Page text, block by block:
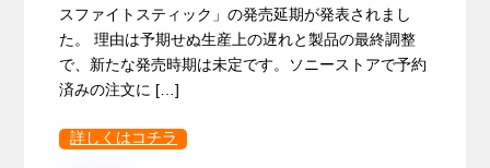
スファイトスティック」の発売延期が発表されまし
た。 理由は予期せぬ生産上の遅れと製品の最終調整
で、新たな発売時期は未定です。ソニーストアで予約
済みの注文に […]
詳しくはコチラ